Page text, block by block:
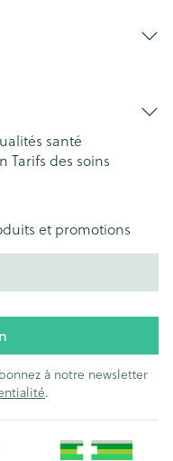
santé
Tarifs des soins
et promotions
à notre newsletter
.